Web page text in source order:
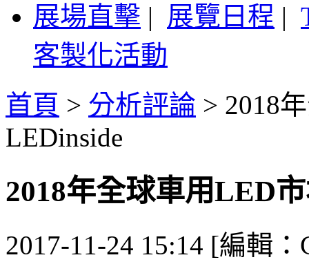
展場直擊 | 展覽日程 |
客製化活動
首頁 > 分析評論 > 2018
LEDinside
2018年全球車用LED
2017-11-24 15:14 [編輯：